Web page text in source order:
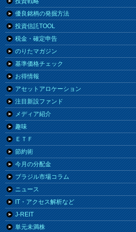
優良銘柄の発掘方法
投資信託TOOL
税金・確定申告
のりたマガジン
基準価格チェック
お得情報
アセットアロケーション
注目新設ファンド
メディア紹介
趣味
ＥＴＦ
節約術
今月の分配金
ブラジル市場コラム
ニュース
IT・アクセス解析など
J-REIT
単元未満株